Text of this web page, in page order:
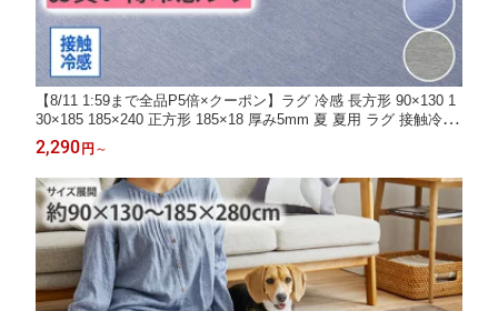
【8/11 1:59まで全品P5倍×クーポン】ラグ 冷感 長方形 90×130 1
30×185 185×240 正方形 185×18 厚み5mm 夏 夏用 ラグ 接触冷感
ラグ|ウレタン入り・手洗い ひんやり 接触冷感 マット カーペット
nissen ニッセン
2,290 円 ～